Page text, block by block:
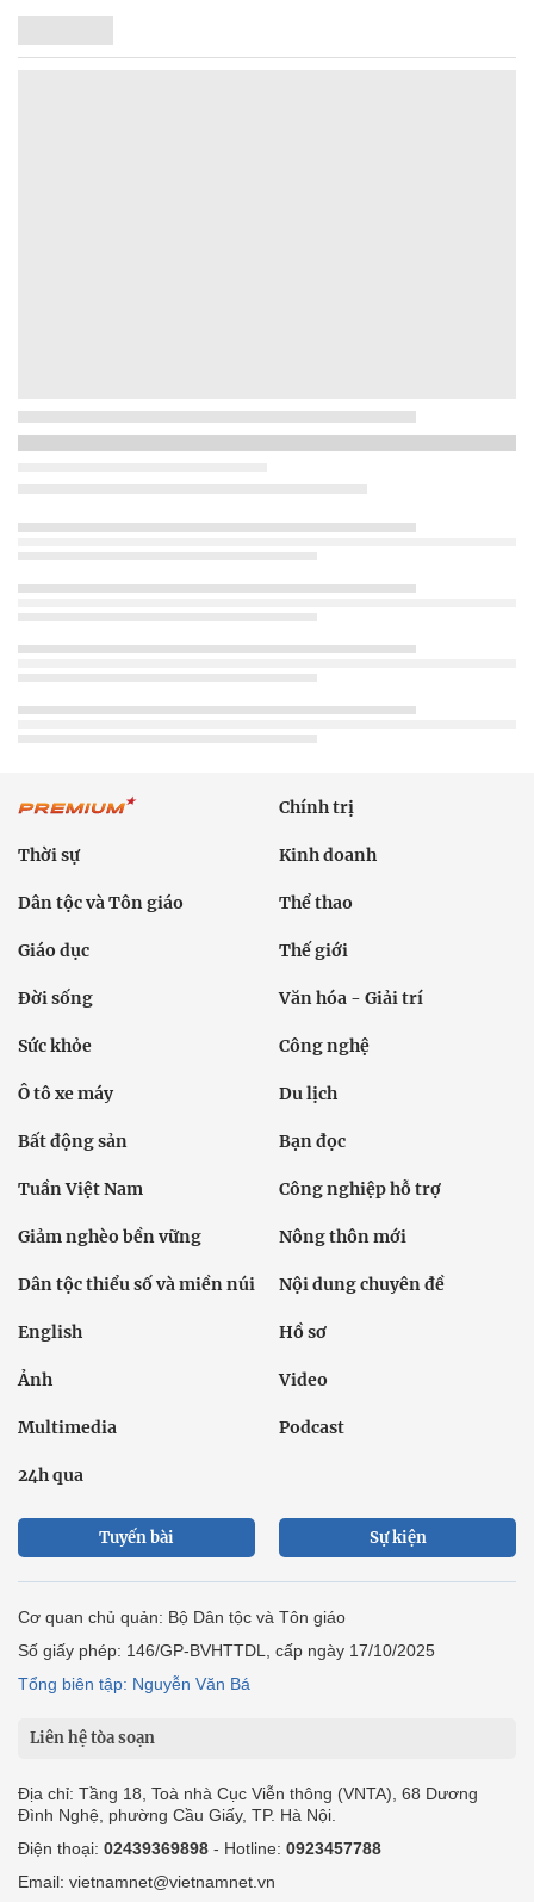
Chính trị
Thời sự Kinh doanh
Dân tộc và Tôn giáo Thể thao
Giáo dục Thế giới
Đời sống Văn hóa - Giải trí
Sức khỏe Công nghệ
Ô tô xe máy Du lịch
Bất động sản Bạn đọc
Tuần Việt Nam Công nghiệp hỗ trợ
Giảm nghèo bền vững Nông thôn mới
Dân tộc thiểu số và miền núi Nội dung chuyên đề
English Hồ sơ
Ảnh Video
Multimedia Podcast
24h qua
Tuyến bài Sự kiện
Cơ quan chủ quản: Bộ Dân tộc và Tôn giáo
Số giấy phép: 146/GP-BVHTTDL, cấp ngày 17/10/2025
Tổng biên tập: Nguyễn Văn Bá
Liên hệ tòa soạn
Địa chỉ: Tầng 18, Toà nhà Cục Viễn thông (VNTA), 68 Dương
Đình Nghệ, phường Cầu Giấy, TP. Hà Nội.
Điện thoại: 02439369898 - Hotline: 0923457788
Email: vietnamnet@vietnamnet.vn